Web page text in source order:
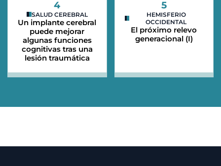
4
SALUD CEREBRAL
Un implante cerebral
puede mejorar
algunas funciones
cognitivas tras una
lesión traumática
5
HEMISFERIO
OCCIDENTAL
El próximo relevo
generacional (I)